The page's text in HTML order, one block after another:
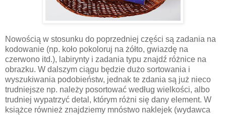
Nowością w stosunku do poprzedniej części są zadania na
kodowanie (np. koło pokoloruj na żółto, gwiazdę na
czerwono itd.), labirynty i zadania typu znajdź różnice na
obrazku. W dalszym ciągu będzie dużo sortowania i
wyszukiwania podobieństw, jednak te zdania są już nieco
trudniejsze np. należy posortować według wielkości, albo
trudniej wypatrzyć detal, którym różni się dany element. W
książce również znajdziemy mnóstwo naklejek (wydawca